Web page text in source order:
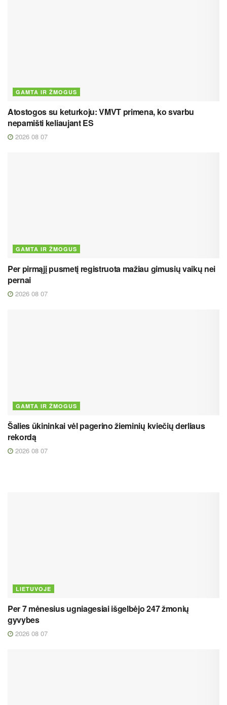
GAMTA IR ŽMOGUS
Atostogos su keturkoju: VMVT primena, ko svarbu
nepamišti keliaujant ES
2026 08 07
GAMTA IR ŽMOGUS
Per pirmąjį pusmetį registruota mažiau gimusių vaikų nei
pernai
2026 08 07
GAMTA IR ŽMOGUS
Šalies ūkininkai vėl pagerino žieminių kviečių derliaus
rekordą
2026 08 07
LIETUVOJE
Per 7 mėnesius ugniagesiai išgelbėjo 247 žmonių
gyvybes
2026 08 07